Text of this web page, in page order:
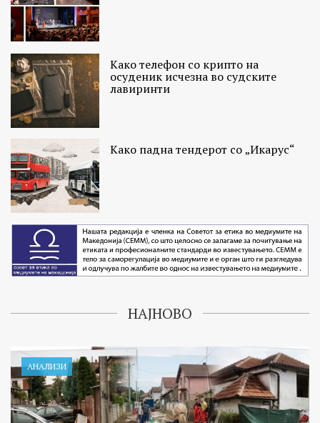
Како телефон со крипто на
осуденик исчезна во судските
лавиринти
Како падна тендерот со „Икарус“
НАЈНОВО
АНАЛИЗИ